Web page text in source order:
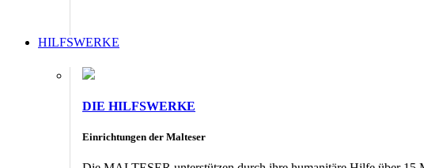
HILFSWERKE
DIE HILFSWERKE
Einrichtungen der Malteser